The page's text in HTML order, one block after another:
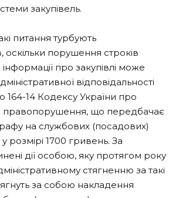
закупівель.
питання турбують
оскільки порушення строків
про закупівлі може
відповідальності
164-14 Кодексу України про
правопорушення, що передбачає
на службових (посадових)
розмірі 1700 гривень. За
дії особою, яку протягом року
стягненню за такі
за собою накладення